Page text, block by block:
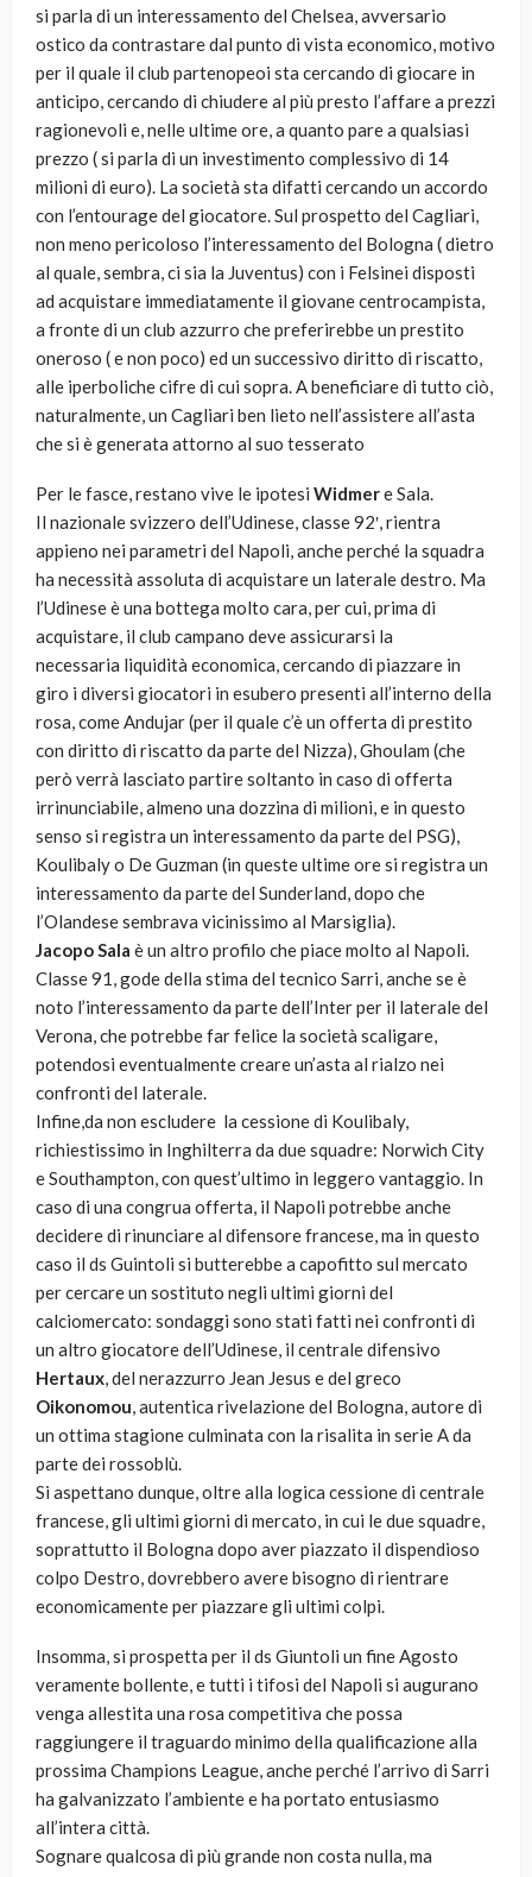
si parla di un interessamento del Chelsea, avversario
ostico da contrastare dal punto di vista economico, motivo
per il quale il club partenopeoi sta cercando di giocare in
anticipo, cercando di chiudere al più presto l’affare a prezzi
ragionevoli e, nelle ultime ore, a quanto pare a qualsiasi
prezzo ( si parla di un investimento complessivo di 14
milioni di euro). La società sta difatti cercando un accordo
con l’entourage del giocatore. Sul prospetto del Cagliari,
non meno pericoloso l’interessamento del Bologna ( dietro
al quale, sembra, ci sia la Juventus) con i Felsinei disposti
ad acquistare immediatamente il giovane centrocampista,
a fronte di un club azzurro che preferirebbe un prestito
oneroso ( e non poco) ed un successivo diritto di riscatto,
alle iperboliche cifre di cui sopra. A beneficiare di tutto ciò,
naturalmente, un Cagliari ben lieto nell’assistere all’asta
che si è generata attorno al suo tesserato
Per le fasce, restano vive le ipotesi Widmere Sala.
Il nazionale svizzero dell’Udinese, classe 92′, rientra
appieno nei parametri del Napoli, anche perché la squadra
ha necessità assoluta di acquistare un laterale destro. Ma
l’Udinese è una bottega molto cara, per cui, prima di
acquistare, il club campano deve assicurarsi la
necessaria liquidità economica, cercando di piazzare in
giro i diversi giocatori in esubero presenti all’interno della
rosa, come Andujar (per il quale c’è un offerta di prestito
con diritto di riscatto da parte del Nizza), Ghoulam (che
però verrà lasciato partire soltanto in caso di offerta
irrinunciabile, almeno una dozzina di milioni, e in questo
senso si registra un interessamento da parte del PSG),
Koulibaly o De Guzman (in queste ultime ore si registra un
interessamento da parte del Sunderland, dopo che
l’Olandese sembrava vicinissimo al Marsiglia).
Jacopo Sala è un altro profilo che piace molto al Napoli.
Classe 91, gode della stima del tecnico Sarri, anche se è
noto l’interessamento da parte dell’Inter per il laterale del
Verona, che potrebbe far felice la società scaligare,
potendosi eventualmente creare un’asta al rialzo nei
confronti del laterale.
Infine,da non escludere la cessione di Koulibaly,
richiestissimo in Inghilterra da due squadre: Norwich City
e Southampton, con quest’ultimo in leggero vantaggio. In
caso di una congrua offerta, il Napoli potrebbe anche
decidere di rinunciare al difensore francese, ma in questo
caso il ds Guintoli si butterebbe a capofitto sul mercato
per cercare un sostituto negli ultimi giorni del
calciomercato: sondaggi sono stati fatti nei confronti di
un altro giocatore dell’Udinese, il centrale difensivo
Hertaux, del nerazzurro Jean Jesus e del greco
Oikonomou, autentica rivelazione del Bologna, autore di
un ottima stagione culminata con la risalita in serie A da
parte dei rossoblù.
Si aspettano dunque, oltre alla logica cessione di centrale
francese, gli ultimi giorni di mercato, in cui le due squadre,
soprattutto il Bologna dopo aver piazzato il dispendioso
colpo Destro, dovrebbero avere bisogno di rientrare
economicamente per piazzare gli ultimi colpi.
Insomma, si prospetta per il ds Giuntoli un fine Agosto
veramente bollente, e tutti i tifosi del Napoli si augurano
venga allestita una rosa competitiva che possa
raggiungere il traguardo minimo della qualificazione alla
prossima Champions League, anche perché l’arrivo di Sarri
ha galvanizzato l’ambiente e ha portato entusiasmo
all’intera città.
Sognare qualcosa di più grande non costa nulla, ma